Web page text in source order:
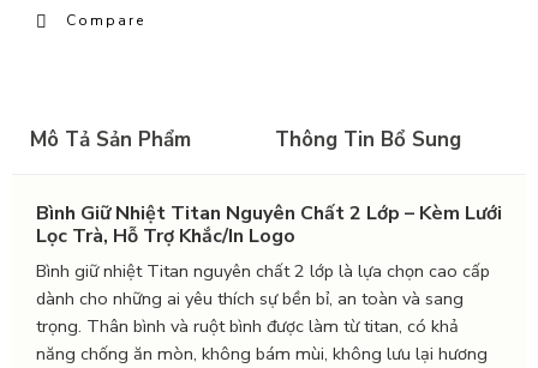
Compare
Mô Tả Sản Phẩm Thông Tin Bổ Sung
Bình Giữ Nhiệt Titan Nguyên Chất 2 Lớp – Kèm Lưới
Lọc Trà, Hỗ Trợ Khắc/In Logo
Bình giữ nhiệt Titan nguyên chất 2 lớp là lựa chọn cao cấp
dành cho những ai yêu thích sự bền bỉ, an toàn và sang
trọng. Thân bình và ruột bình được làm từ titan, có khả
năng chống ăn mòn, không bám mùi, không lưu lại hương